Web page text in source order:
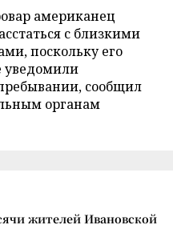
американец
с близкими
поскольку его
уведомили
сообщил
органам
жителей Ивановской